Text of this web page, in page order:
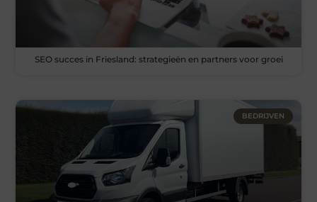
SEO succes in Friesland: strategieën en partners voor groei
BEDRIJVEN